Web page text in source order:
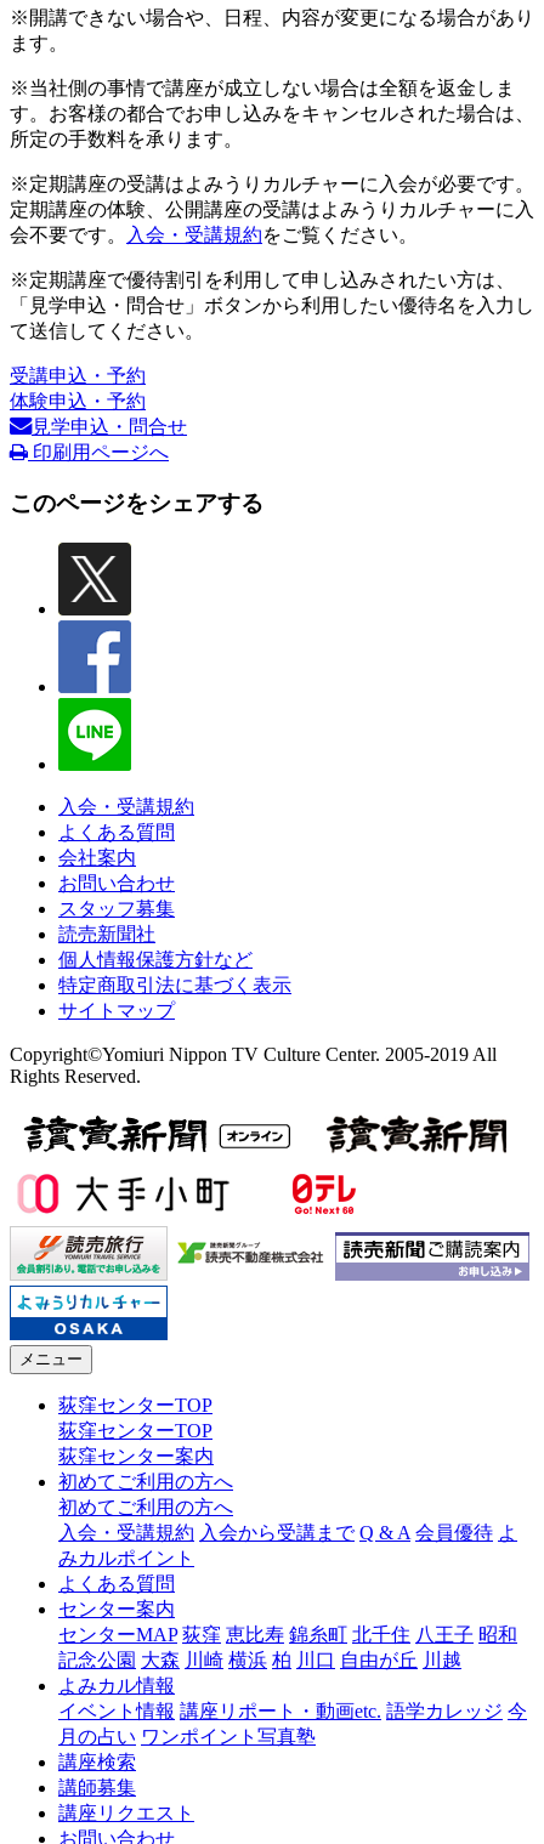
※開講できない場合や、日程、内容が変更になる場合があり
ます。
※当社側の事情で講座が成立しない場合は全額を返金しま
す。お客様の都合でお申し込みをキャンセルされた場合は、
所定の手数料を承ります。
※定期講座の受講はよみうりカルチャーに入会が必要です。
定期講座の体験、公開講座の受講はよみうりカルチャーに入
会不要です。
入会・受講規約をご覧ください。
※定期講座で優待割引を利用して申し込みされたい方は、
「見学申込・問合せ」ボタンから利用したい優待名を入力し
て送信してください。
受講申込・予約
体験申込・予約
見学申込・問合せ
印刷用ページへ
このページをシェアする
入会・受講規約
よくある質問
会社案内
お問い合わせ
スタッフ募集
読売新聞社
個人情報保護方針など
特定商取引法に基づく表示
サイトマップ
Copyright©Yomiuri Nippon TV Culture Center. 2005-2019 All
Rights Reserved.
メニュー
荻窪センターTOP
荻窪センターTOP
荻窪センター案内
初めてご利用の方へ
初めてご利用の方へ
入会・受講規約 入会から受講まで Q & A 会員優待 よ
みカルポイント
よくある質問
センター案内
センターMAP 荻窪 恵比寿 錦糸町 北千住 八王子 昭和
記念公園 大森 川崎 横浜 柏 川口 自由が丘 川越
よみカル情報
イベント情報 講座リポート・動画etc. 語学カレッジ 今
月の占い ワンポイント写真塾
講座検索
講師募集
講座リクエスト
お問い合わせ